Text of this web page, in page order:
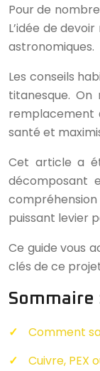
Pour de
L’idée de
astronomiques.
Les conseils
titanesque.
remplacement
santé et
Cet article a
décomposant
puissant levier
Ce guide vous
clés de ce
Comment
Cuivre, PEX